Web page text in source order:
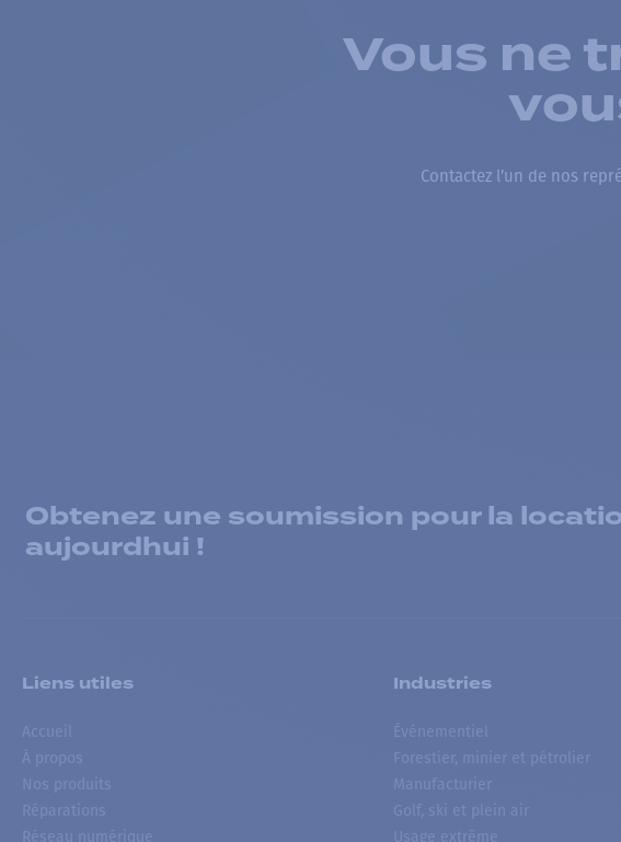
Vous ne
Contactez l’un de nos
Obtenez une soumission pour la
aujourdhui !
Liens utiles
Accueil
À propos
Nos produits
Réparations
Réseau numérique
Industries
Événementiel
Forestier, minier et pétrolier
Manufacturier
Golf, ski et plein air
Usage extrême